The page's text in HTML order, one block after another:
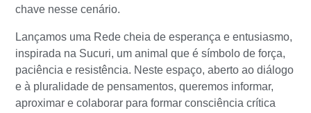
chave nesse cenário.
Lançamos uma Rede cheia de esperança e entusiasmo,
inspirada na Sucuri, um animal que é símbolo de força,
paciência e resistência. Neste espaço, aberto ao diálogo
e à pluralidade de pensamentos, queremos informar,
aproximar e colaborar para formar consciência crítica